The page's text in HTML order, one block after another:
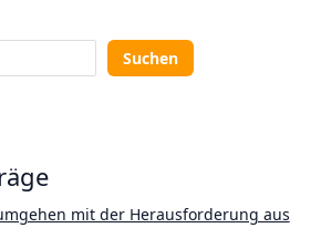
Suchen
mit der Herausforderung aus